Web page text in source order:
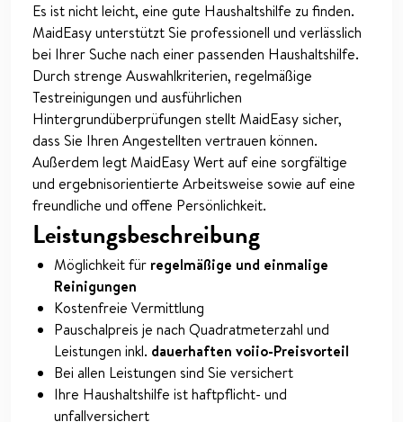
Es ist nicht leicht, eine gute Haushaltshilfe zu finden.
MaidEasy unterstützt Sie professionell und verlässlich
bei Ihrer Suche nach einer passenden Haushaltshilfe.
Durch strenge Auswahlkriterien, regelmäßige
Testreinigungen und ausführlichen
Hintergrundüberprüfungen stellt MaidEasy sicher,
dass Sie Ihren Angestellten vertrauen können.
Außerdem legt MaidEasy Wert auf eine sorgfältige
und ergebnisorientierte Arbeitsweise sowie auf eine
freundliche und offene Persönlichkeit.
Leistungsbeschreibung
Möglichkeit für regelmäßige und einmalige
Reinigungen
Kostenfreie Vermittlung
Pauschalpreis je nach Quadratmeterzahl und
Leistungen inkl. dauerhaften voiio-Preisvorteil
Bei allen Leistungen sind Sie versichert
Ihre Haushaltshilfe ist haftpflicht- und
unfallversichert